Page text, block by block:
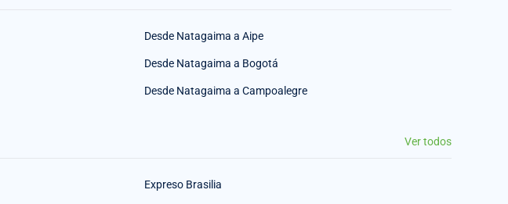
Desde Natagaima a Aipe
Desde Natagaima a Bogotá
Desde Natagaima a Campoalegre
Ver todos
Expreso Brasilia